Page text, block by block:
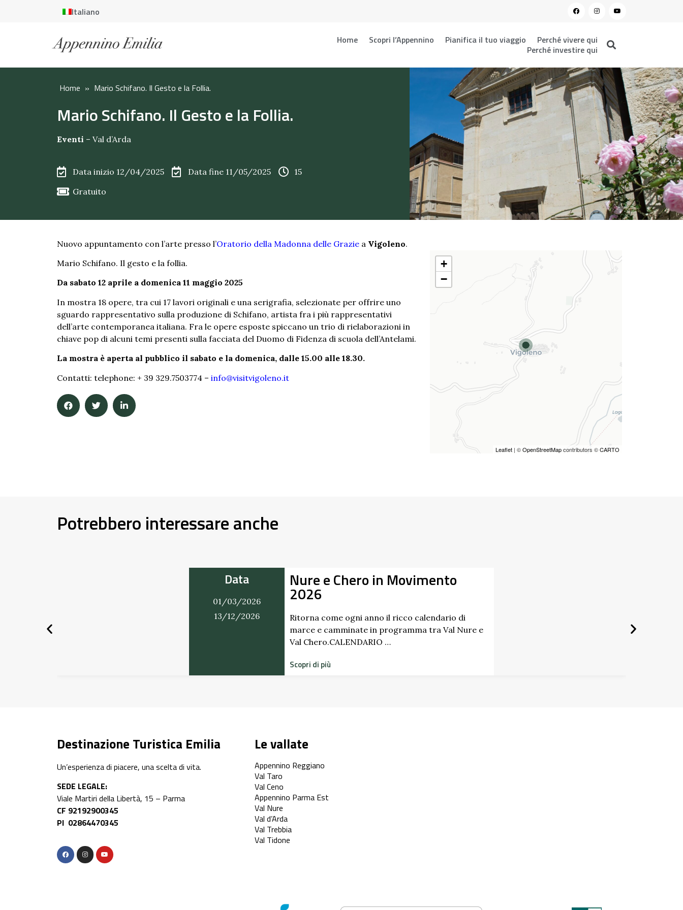
Italiano
Home Scopri l’Appennino Pianifica il tuo viaggio
Perché vivere qui
Perché investire qui
Home » Mario Schifano. Il Gesto e la Follia.
Mario Schifano. Il Gesto e la Follia.
Eventi – Val d’Arda
Data inizio 12/04/2025 Data fine 11/05/2025
15
Gratuito
Nuovo appuntamento con l’arte presso l’Oratorio della Madonna delle Grazie a Vigoleno.
Mario Schifano. Il gesto e la follia.
Da sabato 12 aprile a domenica 11 maggio 2025
In mostra 18 opere, tra cui 17 lavori originali e una serigrafia, selezionate per offrire uno
sguardo rappresentativo sulla produzione di Schifano, artista fra i più rappresentativi
dell’arte contemporanea italiana. Fra le opere esposte spiccano un trio di rielaborazioni in
chiave pop di alcuni temi presenti sulla facciata del Duomo di Fidenza di scuola dell’Antelami.
La mostra è aperta al pubblico il sabato e la domenica, dalle 15.00 alle 18.30.
Contatti: telephone: + 39 329.7503774 – info@visitvigoleno.it
+
−
Leaflet | ©OpenStreetMapcontributors ©CARTO
Potrebbero interessare anche
Data
01/03/2026
13/12/2026
Nure e Chero in Movimento
2026
Ritorna come ogni anno il ricco calendario di
marce e camminate in programma tra Val Nure e
Val Chero.CALENDARIO …
Scopri di più
Destinazione Turistica Emilia
Un’esperienza di piacere, una scelta di vita.
SEDE LEGALE:
Viale Martiri della Libertà, 15 – Parma
CF 92192900345
PI 02864470345
Le vallate
Appennino Reggiano
Val Taro
Val Ceno
Appennino Parma Est
Val Nure
Val d’Arda
Val Trebbia
Val Tidone